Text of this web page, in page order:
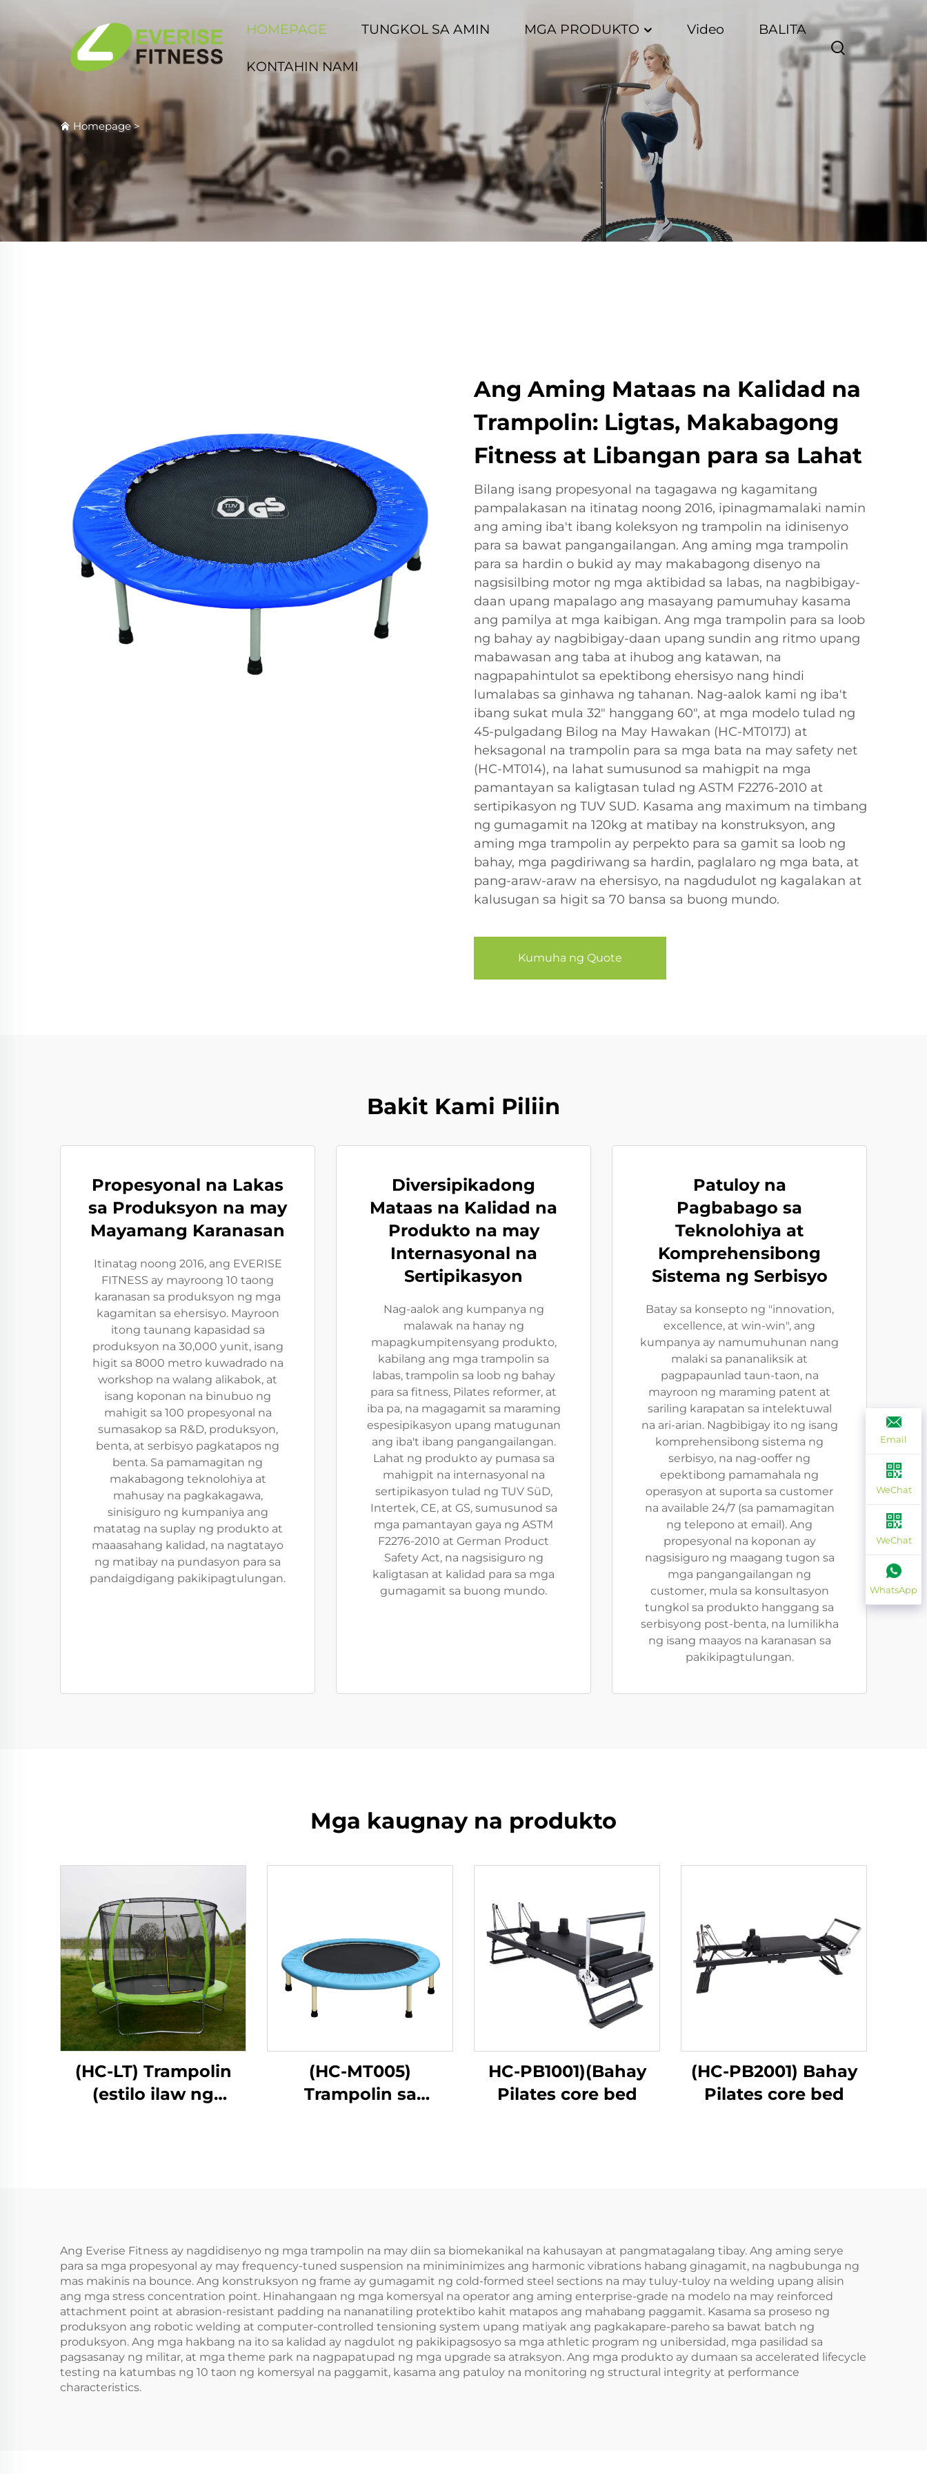
HOMEPAGE TUNGKOL SA AMIN MGA PRODUKTO Video BALITA
KONTAHIN NAMI
Homepage>
Ang Aming Mataas na Kalidad na
Trampolin: Ligtas, Makabagong
Fitness at Libangan para sa Lahat
Bilang isang propesyonal na tagagawa ng kagamitang
pampalakasan na itinatag noong 2016, ipinagmamalaki namin
ang aming iba't ibang koleksyon ng trampolin na idinisenyo
para sa bawat pangangailangan. Ang aming mga trampolin
para sa hardin o bukid ay may makabagong disenyo na
nagsisilbing motor ng mga aktibidad sa labas, na nagbibigay-
daan upang mapalago ang masayang pamumuhay kasama
ang pamilya at mga kaibigan. Ang mga trampolin para sa loob
ng bahay ay nagbibigay-daan upang sundin ang ritmo upang
mabawasan ang taba at ihubog ang katawan, na
nagpapahintulot sa epektibong ehersisyo nang hindi
lumalabas sa ginhawa ng tahanan. Nag-aalok kami ng iba't
ibang sukat mula 32" hanggang 60", at mga modelo tulad ng
45-pulgadang Bilog na May Hawakan (HC-MT017J) at
heksagonal na trampolin para sa mga bata na may safety net
(HC-MT014), na lahat sumusunod sa mahigpit na mga
pamantayan sa kaligtasan tulad ng ASTM F2276-2010 at
sertipikasyon ng TUV SUD. Kasama ang maximum na timbang
ng gumagamit na 120kg at matibay na konstruksyon, ang
aming mga trampolin ay perpekto para sa gamit sa loob ng
bahay, mga pagdiriwang sa hardin, paglalaro ng mga bata, at
pang-araw-araw na ehersisyo, na nagdudulot ng kagalakan at
kalusugan sa higit sa 70 bansa sa buong mundo.
Kumuha ng Quote
Bakit Kami Piliin
Propesyonal na Lakas
sa Produksyon na may
Mayamang Karanasan
Itinatag noong 2016, ang EVERISE
FITNESS ay mayroong 10 taong
karanasan sa produksyon ng mga
kagamitan sa ehersisyo. Mayroon
itong taunang kapasidad sa
produksyon na 30,000 yunit, isang
higit sa 8000 metro kuwadrado na
workshop na walang alikabok, at
isang koponan na binubuo ng
mahigit sa 100 propesyonal na
sumasakop sa R&D, produksyon,
benta, at serbisyo pagkatapos ng
benta. Sa pamamagitan ng
makabagong teknolohiya at
mahusay na pagkakagawa,
sinisiguro ng kumpaniya ang
matatag na suplay ng produkto at
maaasahang kalidad, na nagtatayo
ng matibay na pundasyon para sa
pandaigdigang pakikipagtulungan.
Diversipikadong
Mataas na Kalidad na
Produkto na may
Internasyonal na
Sertipikasyon
Nag-aalok ang kumpanya ng
malawak na hanay ng
mapagkumpitensyang produkto,
kabilang ang mga trampolin sa
labas, trampolin sa loob ng bahay
para sa fitness, Pilates reformer, at
iba pa, na magagamit sa maraming
espesipikasyon upang matugunan
ang iba't ibang pangangailangan.
Lahat ng produkto ay pumasa sa
mahigpit na internasyonal na
sertipikasyon tulad ng TUV SüD,
Intertek, CE, at GS, sumusunod sa
mga pamantayan gaya ng ASTM
F2276-2010 at German Product
Safety Act, na nagsisiguro ng
kaligtasan at kalidad para sa mga
gumagamit sa buong mundo.
Patuloy na
Pagbabago sa
Teknolohiya at
Komprehensibong
Sistema ng Serbisyo
Batay sa konsepto ng "innovation,
excellence, at win-win", ang
kumpanya ay namumuhunan nang
malaki sa pananaliksik at
pagpapaunlad taun-taon, na
mayroon ng maraming patent at
sariling karapatan sa intelektuwal
na ari-arian. Nagbibigay ito ng isang
komprehensibong sistema ng
serbisyo, na nag-ooffer ng
epektibong pamamahala ng
operasyon at suporta sa customer
na available 24/7 (sa pamamagitan
ng telepono at email). Ang
propesyonal na koponan ay
nagsisiguro ng maagang tugon sa
mga pangangailangan ng
customer, mula sa konsultasyon
tungkol sa produkto hanggang sa
serbisyong post-benta, na lumilikha
ng isang maayos na karanasan sa
pakikipagtulungan.
Mga kaugnay na produkto
(HC-LT) Trampolin
(estilo ilaw ng
(HC-MT005)
Trampolin sa
HC-PB1001)(Bahay
Pilates core bed
(HC-PB2001) Bahay
Pilates core bed
Ang Everise Fitness ay nagdidisenyo ng mga trampolin na may diin sa biomekanikal na kahusayan at pangmatagalang tibay. Ang aming serye
para sa mga propesyonal ay may frequency-tuned suspension na miniminimizes ang harmonic vibrations habang ginagamit, na nagbubunga ng
mas makinis na bounce. Ang konstruksyon ng frame ay gumagamit ng cold-formed steel sections na may tuluy-tuloy na welding upang alisin
ang mga stress concentration point. Hinahangaan ng mga komersyal na operator ang aming enterprise-grade na modelo na may reinforced
attachment point at abrasion-resistant padding na nananatiling protektibo kahit matapos ang mahabang paggamit. Kasama sa proseso ng
produksyon ang robotic welding at computer-controlled tensioning system upang matiyak ang pagkakapare-pareho sa bawat batch ng
produksyon. Ang mga hakbang na ito sa kalidad ay nagdulot ng pakikipagsosyo sa mga athletic program ng unibersidad, mga pasilidad sa
pagsasanay ng militar, at mga theme park na nagpapatupad ng mga upgrade sa atraksyon. Ang mga produkto ay dumaan sa accelerated lifecycle
testing na katumbas ng 10 taon ng komersyal na paggamit, kasama ang patuloy na monitoring ng structural integrity at performance
characteristics.
Email
WeChat
WeChat
WhatsApp